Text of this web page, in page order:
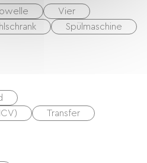
Vier
Spülmaschine
Transfer